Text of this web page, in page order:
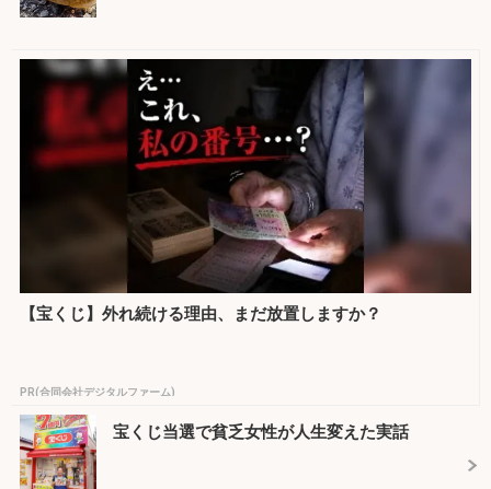
【宝くじ】外れ続ける理由、まだ放置しますか？
PR(合同会社デジタルファーム)
宝くじ当選で貧乏女性が人生変えた実話